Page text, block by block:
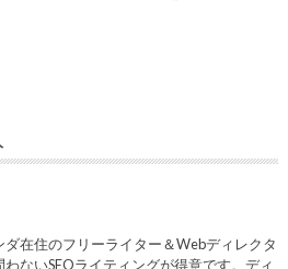
在住のフリーライター＆Webディレクタ
ないSEOライティングが得意です。ディ